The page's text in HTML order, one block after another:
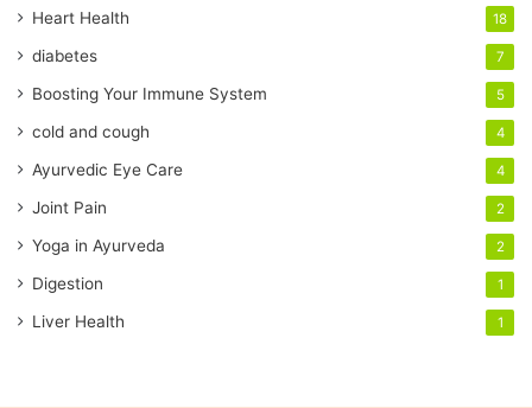
a
d
r
s
s
Heart Health 18
diabetes 7
Boosting Your Immune System 5
cold and cough 4
Ayurvedic Eye Care 4
Joint Pain 2
Yoga in Ayurveda 2
Digestion 1
Liver Health 1